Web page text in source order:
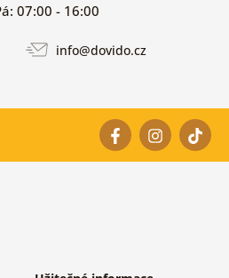
07:00 - 16:00
info@dovido.cz